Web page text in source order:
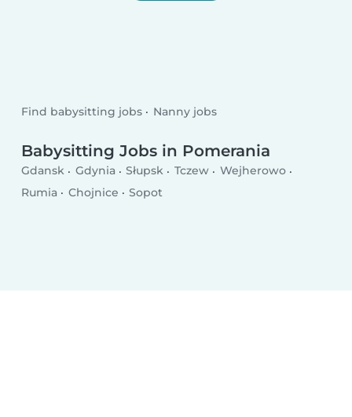
Find babysitting jobs Nanny jobs
Babysitting Jobs in Pomerania
Gdansk Gdynia Słupsk Tczew
Wejherowo
Rumia
Chojnice Sopot